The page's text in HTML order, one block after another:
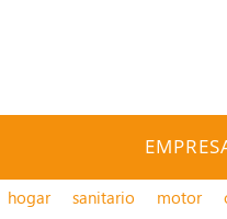
hogar sanitario motor